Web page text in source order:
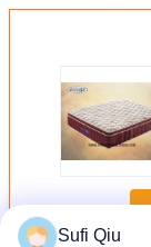
Sufi Qiu